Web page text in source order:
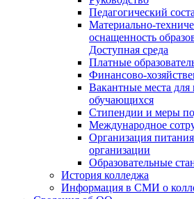
Педагогический
Материально-
оснащенность
Доступная среда
Платные
Финансово-
Вакантные места для
обучающихся
Стипендии и меры
Международное
Организация
организации
Образовательные
История колледжа
Информация в СМИ о